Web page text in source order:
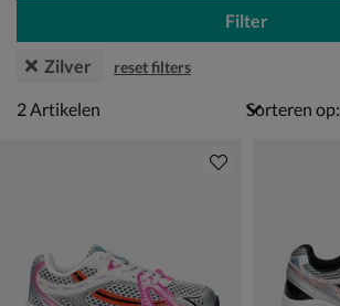
Filter
Zilver reset filters
2 artikelen
2 Artikelen Sorteren op: